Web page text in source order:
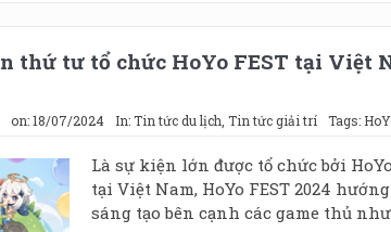
thứ tư tổ chức HoYo FEST tại Việt
on:18/07/2024 In:Tin tức du lịch Tin tức giải trí Tags:
Là sự kiện lớn được tổ chức bởi
tại Việt Nam, HoYo FEST 2024
sáng tạo bên cạnh các game thủ